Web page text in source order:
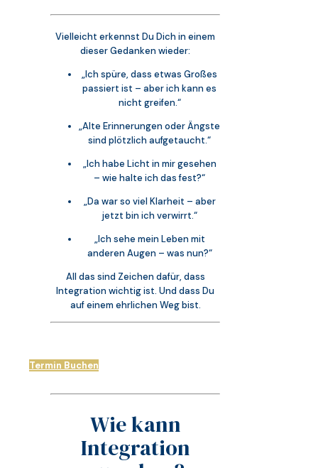
Vielleicht erkennst Du Dich in einem
dieser Gedanken wieder:
„Ich spüre, dass etwas Großes
passiert ist – aber ich kann es
nicht greifen.“
„Alte Erinnerungen oder Ängste
sind plötzlich aufgetaucht.“
„Ich habe Licht in mir gesehen
– wie halte ich das fest?“
„Da war so viel Klarheit – aber
jetzt bin ich verwirrt.“
„Ich sehe mein Leben mit
anderen Augen – was nun?“
All das sind Zeichen dafür, dass
Integration wichtig ist. Und dass Du
auf einem ehrlichen Weg bist.
Termin Buchen
Wie kann
Integration